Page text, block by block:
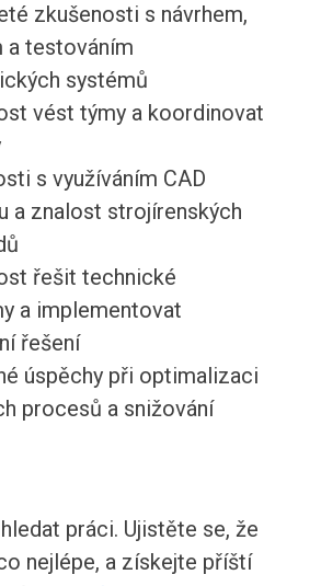
zkušenosti s návrhem,
a testováním
systémů
vést týmy a koordinovat
s využíváním CAD
a znalost strojírenských
řešit technické
a implementovat
řešení
úspěchy při optimalizaci
procesů a snižování
práci. Ujistěte se, že
nejlépe, a získejte příští